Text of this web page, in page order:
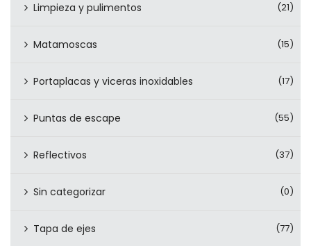
Limpieza y pulimentos (21)
Matamoscas (15)
Portaplacas y viceras inoxidables (17)
Puntas de escape (55)
Reflectivos (37)
Sin categorizar (0)
Tapa de ejes (77)